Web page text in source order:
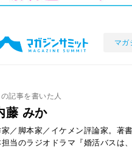
マガ
の記事を書いた人
藤 みか
家／脚本家／イケメン評論家。著
担当のラジオドラマ『婚活バスは